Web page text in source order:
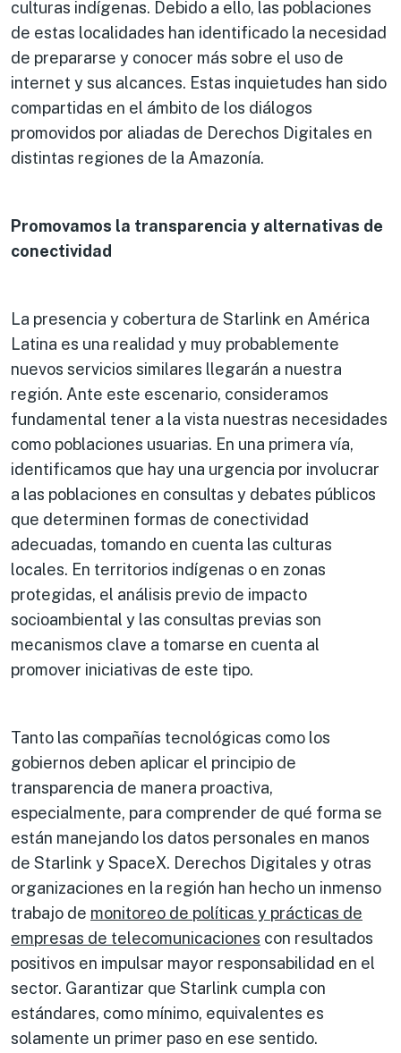
culturas indígenas. Debido a ello, las poblaciones
de estas localidades han identificado la necesidad
de prepararse y conocer más sobre el uso de
internet y sus alcances. Estas inquietudes han sido
compartidas en el ámbito de los diálogos
promovidos por aliadas de Derechos Digitales en
distintas regiones de la Amazonía.
Promovamos la transparencia y alternativas de
conectividad
La presencia y cobertura de Starlink en América
Latina es una realidad y muy probablemente
nuevos servicios similares llegarán a nuestra
región. Ante este escenario, consideramos
fundamental tener a la vista nuestras necesidades
como poblaciones usuarias. En una primera vía,
identificamos que hay una urgencia por involucrar
a las poblaciones en consultas y debates públicos
que determinen formas de conectividad
adecuadas, tomando en cuenta las culturas
locales. En territorios indígenas o en zonas
protegidas, el análisis previo de impacto
socioambiental y las consultas previas son
mecanismos clave a tomarse en cuenta al
promover iniciativas de este tipo.
Tanto las compañías tecnológicas como los
gobiernos deben aplicar el principio de
transparencia de manera proactiva,
especialmente, para comprender de qué forma se
están manejando los datos personales en manos
de Starlink y SpaceX. Derechos Digitales y otras
organizaciones en la región han hecho un inmenso
trabajo de monitoreo de políticas y prácticas de
empresas de telecomunicaciones con resultados
positivos en impulsar mayor responsabilidad en el
sector. Garantizar que Starlink cumpla con
estándares, como mínimo, equivalentes es
solamente un primer paso en ese sentido.